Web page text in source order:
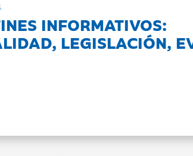
INFORMATIVOS:
LEGISLACIÓN,